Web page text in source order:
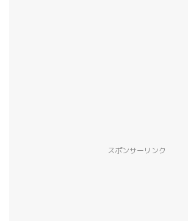
スポンサーリンク